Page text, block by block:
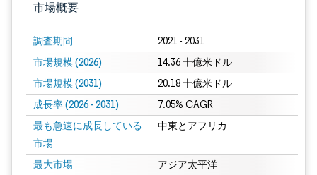
市場概要
調査期間 2021 - 2031
市場規模 (2026) 14.36 十億米ドル
市場規模 (2031) 20.18 十億米ドル
成長率 (2026 - 2031) 7.05% CAGR
最も急速に成長している
市場
中東とアフリカ
最大市場 アジア太平洋